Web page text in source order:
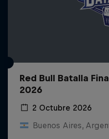
Red Bull Batalla
2026
2 Octubre 2026
Buenos Aires,